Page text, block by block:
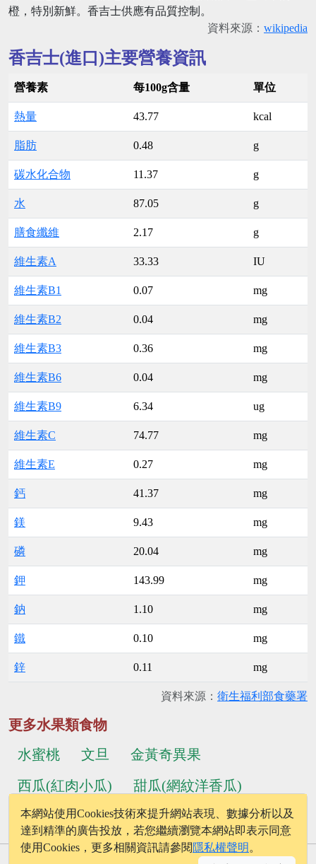
橙，特別新鮮。香吉士供應有品質控制。
資料來源： wikipedia
香吉士(進口)主要營養資訊
營養素 每100g含量 單位
熱量 43.77 kcal
脂肪 0.48 g
碳水化合物 11.37 g
水 87.05 g
膳食纖維 2.17 g
維生素A 33.33 IU
維生素B1 0.07 mg
維生素B2 0.04 mg
維生素B3 0.36 mg
維生素B6 0.04 mg
維生素B9 6.34 ug
維生素C 74.77 mg
維生素E 0.27 mg
鈣 41.37 mg
鎂 9.43 mg
磷 20.04 mg
鉀 143.99 mg
鈉 1.10 mg
鐵 0.10 mg
鋅 0.11 mg
資料來源： 衛生福利部食藥署
更多水果類食物
水蜜桃
文旦
金黃奇異果
西瓜(紅肉小瓜)
甜瓜(網紋洋香瓜)
黃皮葡萄柚
...更多食物
本網站使用Cookies技術來提升網站表現、數據分析以及
達到精準的廣告投放，若您繼續瀏覽本網站即表示同意
使用Cookies，更多相關資訊請參閱 隱私權聲明 。